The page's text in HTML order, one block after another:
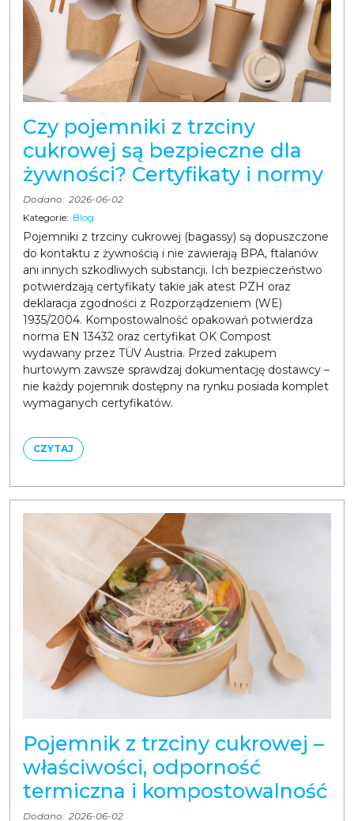
Czy pojemniki z trzciny
cukrowej są bezpieczne dla
żywności? Certyfikaty i normy
Dodano: 2026-06-02
Kategorie: Blog
Pojemniki z trzciny cukrowej (bagassy) są dopuszczone
do kontaktu z żywnością i nie zawierają BPA, ftalanów
ani innych szkodliwych substancji. Ich bezpieczeństwo
potwierdzają certyfikaty takie jak atest PZH oraz
deklaracja zgodności z Rozporządzeniem (WE)
1935/2004. Kompostowalność opakowań potwierdza
norma EN 13432 oraz certyfikat OK Compost
wydawany przez TÜV Austria. Przed zakupem
hurtowym zawsze sprawdzaj dokumentację dostawcy –
nie każdy pojemnik dostępny na rynku posiada komplet
wymaganych certyfikatów.
CZYTAJ
Pojemnik z trzciny cukrowej –
właściwości, odporność
termiczna i kompostowalność
Dodano: 2026-06-02